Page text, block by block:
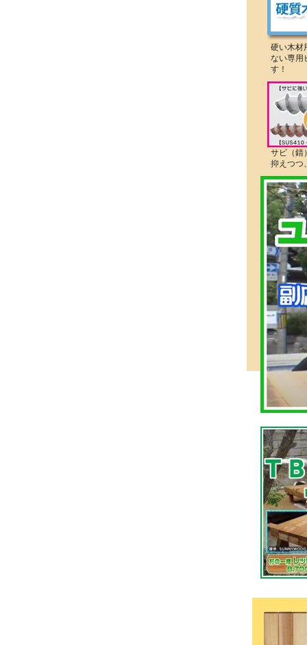
硬い木材
ない専用
す！
サビ（錆
抑えつつ